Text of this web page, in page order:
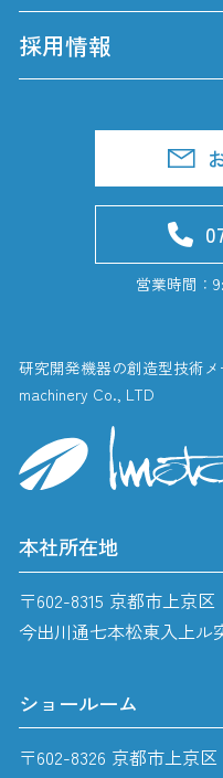
採用情報
営業時間：
研究開発機器の創造型技
machinery Co., LTD
本社所在地
〒602-8315 京都市上京区
今出川通七本松東入上ル
ショールーム
〒602-8326 京都市上京区